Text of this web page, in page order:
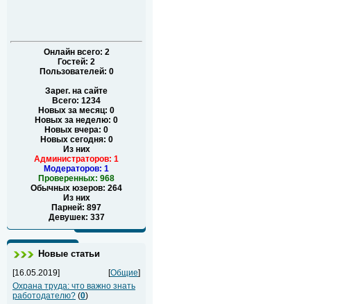
Онлайн всего: 2
Гостей: 2
Пользователей: 0
Зарег. на сайте
Всего: 1234
Новых за месяц: 0
Новых за неделю: 0
Новых вчера: 0
Новых сегодня: 0
Из них
Администраторов: 1
Модераторов: 1
Проверенных: 968
Обычных юзеров: 264
Из них
Парней: 897
Девушек: 337
Новые статьи
[16.05.2019] [Общие]
Охрана труда: что важно знать
работодателю? (0)